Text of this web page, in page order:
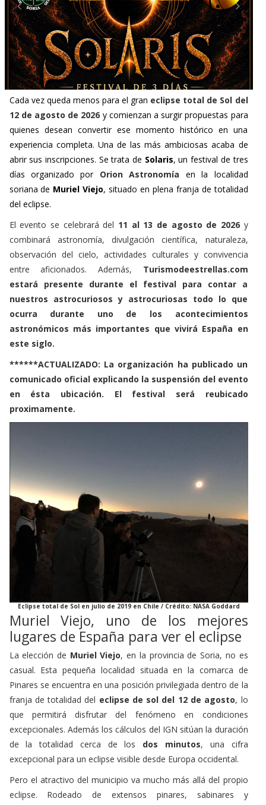
Cada vez queda menos para el gran eclipse total de Sol del
12 de agosto de 2026 y comienzan a surgir propuestas para
quienes desean convertir ese momento histórico en una
experiencia completa. Una de las más ambiciosas acaba de
abrir sus inscripciones. Se trata de Solaris, un festival de tres
días organizado por Orion Astronomía en la localidad
soriana de Muriel Viejo, situado en plena franja de totalidad
del eclipse.
El evento se celebrará del 11 al 13 de agosto de 2026y
combinará astronomía, divulgación científica, naturaleza,
observación del cielo, actividades culturales y convivencia
entre aficionados. Además, Turismodeestrellas.com
estará presente durante el festival para contar a
nuestros astrocuriosos y astrocuriosas todo lo que
ocurra durante uno de los acontecimientos
astronómicos más importantes que vivirá España en
este siglo.
******ACTUALIZADO: La organización ha publicado un
comunicado oficial explicando la suspensión del evento
en ésta ubicación. El festival será reubicado
proximamente.
Eclipse total de Sol en julio de 2019 en Chile / Crédito: NASA Goddard
Muriel Viejo, uno de los mejores
lugares de España para ver el eclipse
La elección de Muriel Viejo, en la provincia de Soria, no es
casual. Esta pequeña localidad situada en la comarca de
Pinares se encuentra en una posición privilegiada dentro de la
franja de totalidad del eclipse de sol del 12 de agosto, lo
que permitirá disfrutar del fenómeno en condiciones
excepcionales. Además los cálculos del IGN sitúan la duración
de la totalidad cerca de los dos minutos, una cifra
excepcional para un eclipse visible desde Europa occidental.
Pero el atractivo del municipio va mucho más allá del propio
eclipse. Rodeado de extensos pinares, sabinares y